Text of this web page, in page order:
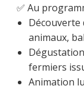
✅ Au
Découverte
animaux,
fermiers
Animation